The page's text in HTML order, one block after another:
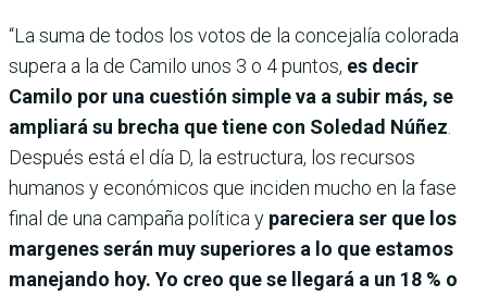
“La suma de todos los votos de la concejalía colorada
supera a la de Camilo unos 3 o 4 puntos, es decir
Camilo por una cuestión simple va a subir más, se
ampliará su brecha que tiene con Soledad Núñez
Después está el día D, la estructura, los recursos
humanos y económicos que inciden mucho en la fase
final de una campaña política y pareciera ser que los
margenes serán muy superiores a lo que estamos
manejando hoy. Yo creo que se llegará a un 18 % o